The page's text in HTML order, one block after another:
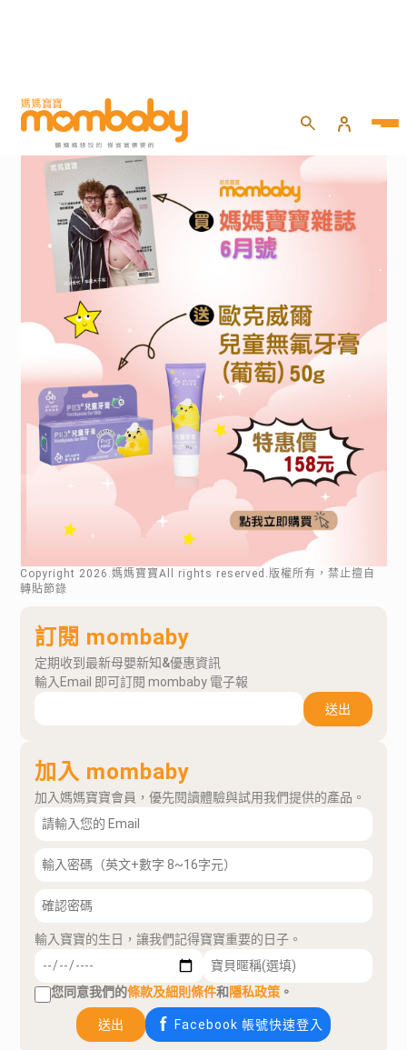
Copyright 2026 .媽媽寶寶All rights reserved.版權所有，禁止擅自
轉貼節錄
訂閱 mombaby
定期收到最新母嬰新知&優惠資訊
輸入Email 即可訂閱 mombaby 電子報
送出
加入 mombaby
加入媽媽寶寶會員，優先閱讀體驗與試用我們提供的產品。
輸入寶寶的生日，讓我們記得寶寶重要的日子。
您同意我們的條款及細則條件和隱私政策 。
送出 Facebook 帳號快速登入